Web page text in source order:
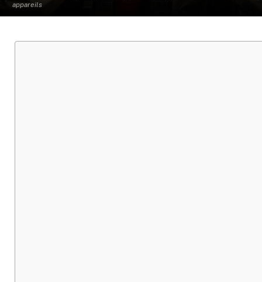
appareils